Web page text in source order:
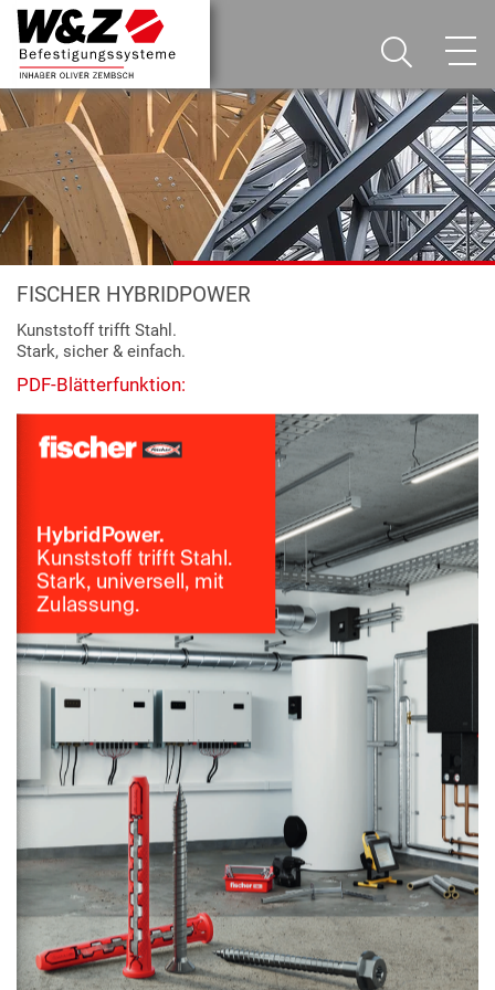
FISCHER HYBRIDPOWER
Kunststoff trifft Stahl.
Stark, sicher & einfach.
PDF-Blätterfunktion: